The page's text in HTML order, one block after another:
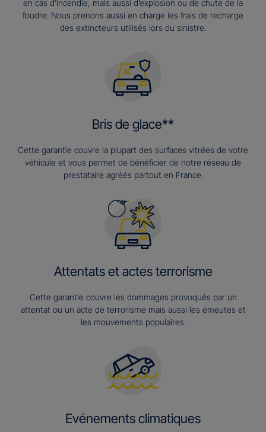
en cas d’incendie, mais aussi d’explosion ou de chute de la
foudre. Nous prenons aussi en charge les frais de recharge
des extincteurs utilisés lors du sinistre.
Bris de glace**
Cette garantie couvre la plupart des surfaces vitrées de votre
véhicule et vous permet de bénéficier de notre réseau de
prestataire agréés partout en France.
Attentats et actes terrorisme
Cette garantie couvre les dommages provoqués par un
attentat ou un acte de terrorisme mais aussi les émeutes et
les mouvements populaires.
Evénements climatiques